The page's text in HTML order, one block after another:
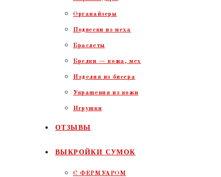
Органайзеры
Подвески из меха
Браслеты
Брелки — кожа, мех
Изделия из бисера
Украшения из кожи
Игрушки
ОТЗЫВЫ
ВЫКРОЙКИ СУМОК
С ФЕРМУАРОМ